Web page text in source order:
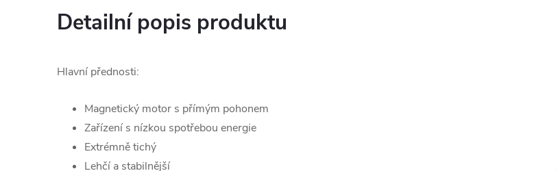
Detailní popis produktu
Hlavní přednosti:
Magnetický motor s přímým pohonem
Zařízení s nízkou spotřebou energie
Extrémně tichý
Lehčí a stabilnější